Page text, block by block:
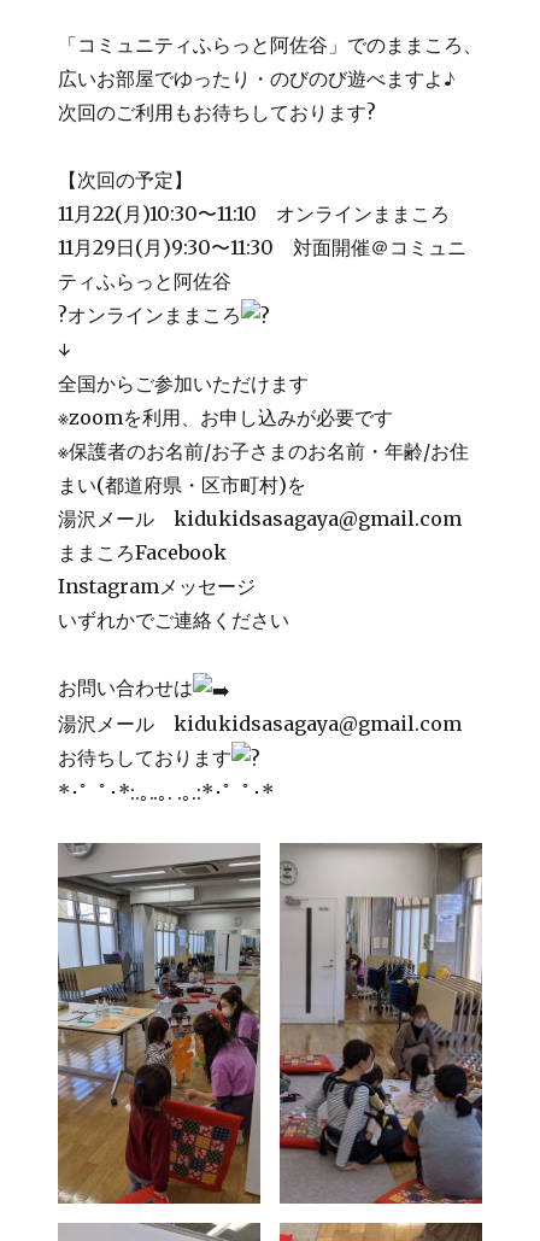
「コミュニティふらっと阿佐谷」でのままころ、
広いお部屋でゆったり・のびのび遊べますよ♪
次回のご利用もお待ちしております?
【次回の予定】
11月22(月)10:30〜11:10 オンラインままころ
11月29日(月)9:30〜11:30 対面開催＠コミュニ
ティふらっと阿佐谷
?オンラインままころ
↓
全国からご参加いただけます
※zoomを利用、お申し込みが必要です
※保護者のお名前/お子さまのお名前・年齢/お住
まい(都道府県・区市町村)を
湯沢メール kidukidsasagaya@gmail.com
ままころFacebook
Instagramメッセージ
いずれかでご連絡ください
お問い合わせは
湯沢メール kidukidsasagaya@gmail.com
お待ちしております
*･゜ﾟ･*:.｡..｡. .｡.:*･゜ﾟ･*